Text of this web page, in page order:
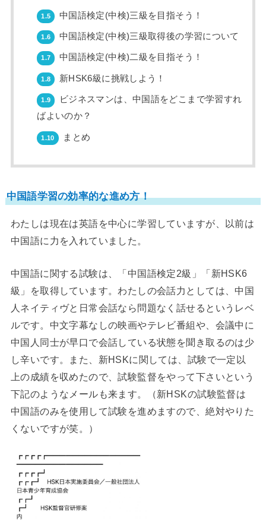
1.5 中国語検定(中検)三級を目指そう！
1.6 中国語検定(中検)三級取得後の学習について
1.7 中国語検定(中検)二級を目指そう！
1.8 新HSK6級に挑戦しよう！
1.9
ビジネスマンは、中国語をどこまで学習すれ
ばよいのか？
1.10 まとめ
中国語学習の効率的な進め方！
わたしは現在は英語を中心に学習していますが、以前は
中国語に力を入れていました。
中国語に関する試験は、「中国語検定2級」「新HSK6
級」を取得しています。わたしの会話力としては、中国
人ネイティヴと日常会話なら問題なく話せるというレベ
ルです。中文字幕なしの映画やテレビ番組や、会議中に
中国人同士が早口で会話している状態を聞き取るのは少
し辛いです。また、新HSKに関しては、試験で一定以
上の成績を収めたので、試験監督をやって下さいという
下記のようなメールも来ます。（新HSKの試験監督は
中国語のみを使用して試験を進めますので、絶対やりた
くないですが笑。）